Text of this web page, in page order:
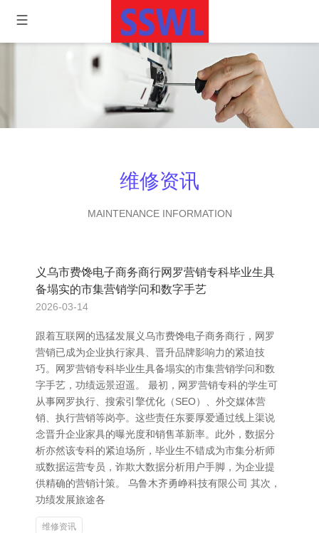
维修资讯
MAINTENANCE INFORMATION
义乌市费馋电子商务商行网罗营销专科毕业生具
备塌实的市集营销学问和数字手艺
2026-03-14
跟着互联网的迅猛发展义乌市费馋电子商务商行，网罗
营销已成为企业执行家具、晋升品牌影响力的紧迫技
巧。网罗营销专科毕业生具备塌实的市集营销学问和数
字手艺，功绩远景迢遥。 最初，网罗营销专科的学生可
从事网罗执行、搜索引擎优化（SEO）、外交媒体营
销、执行营销等岗亭。这些责任东要厚爱通过线上渠说
念晋升企业家具的曝光度和销售革新率。此外，数据分
析亦然该专科的紧迫场所，毕业生不错成为市集分析师
或数据运营专员，诈欺大数据分析用户手脚，为企业提
供精确的营销计策。 乌鲁木齐勇峥科技有限公司 其次，
功绩发展旅途各
维修资讯